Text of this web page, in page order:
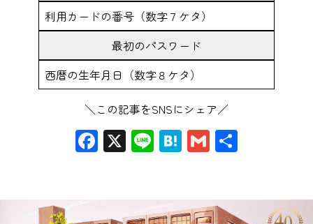
利用カードの番号（数字７ケタ）
最初のパスワード
西暦の生年月日（数字８ケタ）
＼この記事をSNSにシェア／
Facebook
X LineHatena
Gmail